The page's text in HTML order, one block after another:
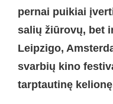
pernai puikiai
salių žiūrovų, bet
Leipzigo,
svarbių kino
tarptautinę